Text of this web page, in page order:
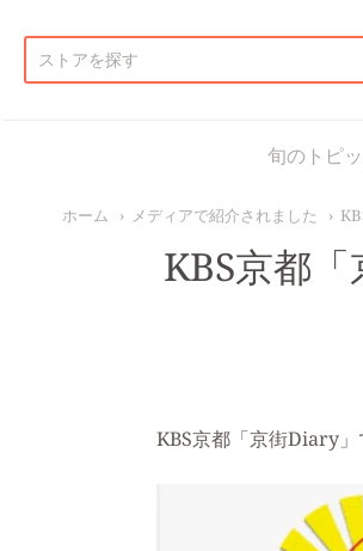
旬のトピ
ホーム メディアで紹介されました
KBS京都
KBS京都「京街Diary」